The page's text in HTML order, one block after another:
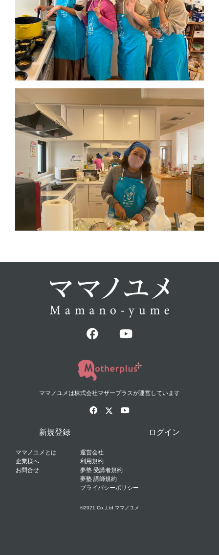
ママノユメは株式会社マザープラスが運営しています
新規登録 ログイン
ママノユメとは
企業様へ
お問合せ
運営会社
利用規約
夢塾 受講者規約
夢塾 講師規約
プライバシーポリシー
©2021 Co.,Ltd ママノユメ